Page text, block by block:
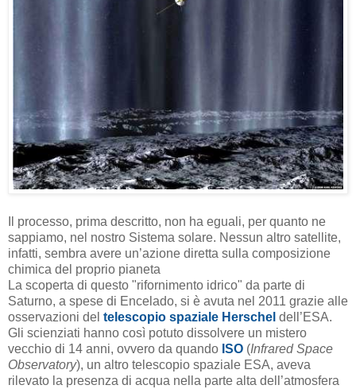
Il processo, prima descritto, non ha eguali, per quanto ne
sappiamo, nel nostro Sistema solare. Nessun altro satellite,
infatti, sembra avere un’azione diretta sulla composizione
chimica del proprio pianeta
La scoperta di questo "rifornimento idrico" da parte di
Saturno, a spese di Encelado, si è avuta nel 2011 grazie alle
osservazioni del telescopio spaziale Herschel dell’ESA.
Gli scienziati hanno così potuto dissolvere un mistero
vecchio di 14 anni, ovvero da quando ISO (Infrared Space
Observatory), un altro telescopio spaziale ESA, aveva
rilevato la presenza di acqua nella parte alta dell’atmosfera